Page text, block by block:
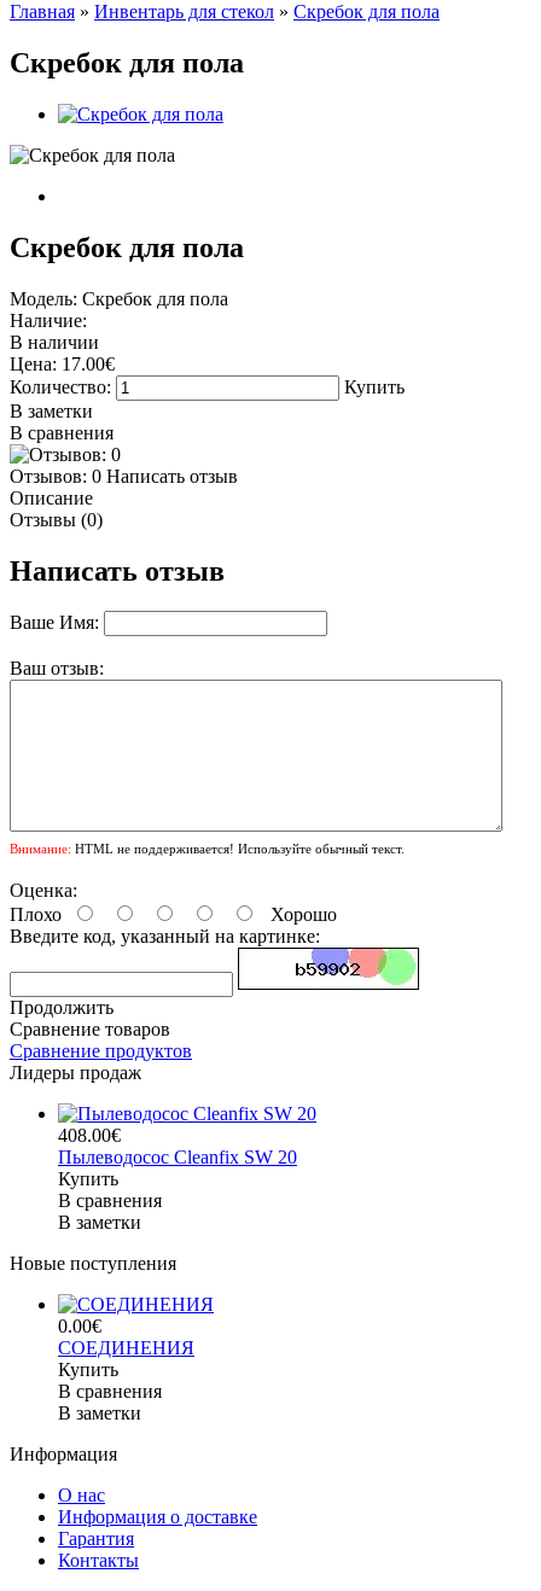
Главная » Инвентарь для стекол » Скребок для пола
Скребок для пола
Скребок для пола
Модель: Скребок для пола
Наличие:
В наличии
Цена: 17.00€
Количество:
Купить
В заметки
В сравнения
Отзывов: 0 Написать отзыв
Описание
Отзывы (0)
Написать отзыв
Ваше Имя:
Ваш отзыв:
Внимание: HTML не поддерживается! Используйте обычный текст.
Оценка:
Плохо
Хорошо
Введите код, указанный на картинке:
Продолжить
Сравнение товаров
Сравнение продуктов
Лидеры продаж
408.00€
Пылеводосос Cleanfix SW 20
Купить
В сравнения
В заметки
Новые поступления
0.00€
СОЕДИНЕНИЯ
Купить
В сравнения
В заметки
Информация
О нас
Информация о доставке
Гарантия
Контакты